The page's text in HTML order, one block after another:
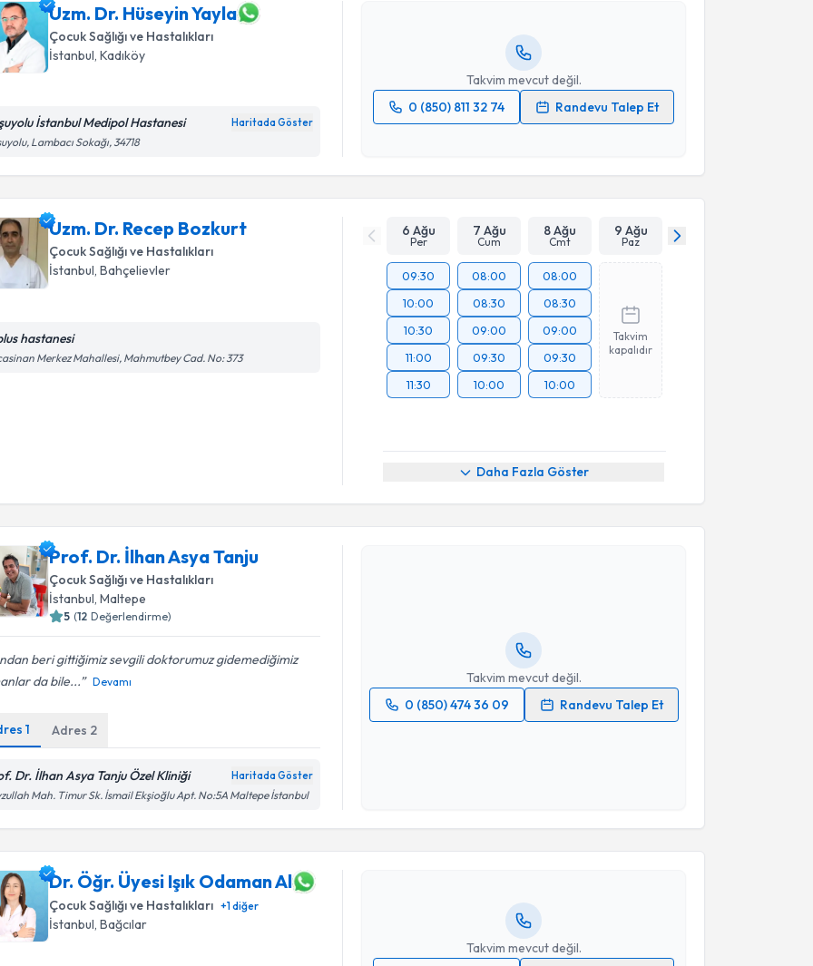
Uzm. Dr. Hüseyin Yayla
Çocuk Sağlığı ve Hastalıkları
İstanbul, Kadıköy
İstanbul Medipol Hastanesi Haritada Göster
Lambacı Sokağı, 34718
Takvim mevcut değil.
0 (850) 811 32 74
Randevu Talep Et
işlenmesini kabul ediyorum.
Takvim Talebini Gönder
Uzm. Dr. Recep Bozkurt
Çocuk Sağlığı ve Hastalıkları
İstanbul, Bahçelievler
hastanesi
Merkez Mahallesi, Mahmutbey Cad. No: 373
6 Ağu
Per
7 Ağu
Cum
8 Ağu
Cmt
9 Ağu
Paz
09:30
10:00
10:30
11:00
11:30
08:00
08:30
09:00
09:30
10:00
08:00
08:30
09:00
09:30
10:00
Takvim
kapalıdır
Daha Fazla Göster
Prof. Dr. İlhan Asya Tanju
Çocuk Sağlığı ve Hastalıkları
İstanbul , Maltepe
5 (12 Değerlendirme)
beri gittiğimiz sevgili doktorumuz gidemediğimiz
da bile...
Devamı
1 Adres 2
Dr. İlhan Asya Tanju Özel Kliniği Haritada Göster
Mah. Timur Sk. İsmail Ekşioğlu Apt. No:5A Maltepe İstanbul
Takvim mevcut değil.
0 (850) 474 36 09
Randevu Talep Et
Takvim Talebini Gönder
Dr. Öğr. Üyesi Işık Odaman Al
Çocuk Sağlığı ve Hastalıkları +1diğer
İstanbul , Bağcılar
Takvim mevcut değil.